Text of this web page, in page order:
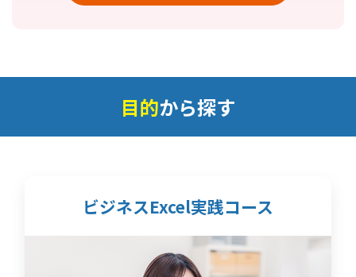
目的から探す
ビジネスExcel実践コース